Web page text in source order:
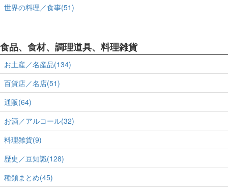
世界の料理／食事(51)
食品、食材、調理道具、料理雑貨
お土産／名産品(134)
百貨店／名店(51)
通販(64)
お酒／アルコール(32)
料理雑貨(9)
歴史／豆知識(128)
種類まとめ(45)